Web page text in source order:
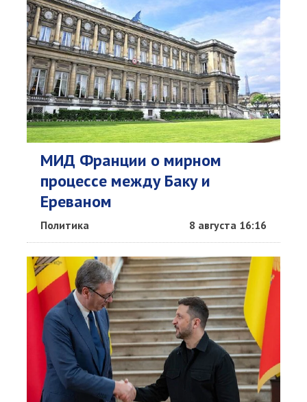
МИД Франции о мирном
процессе между Баку и
Ереваном
Политика 8 августа 16:16